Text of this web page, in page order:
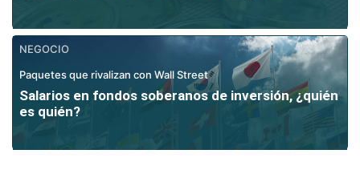
NEGOCIO
Paquetes que rivalizan con Wall Street
Salarios en fondos soberanos de inversión, ¿quién
es quién?